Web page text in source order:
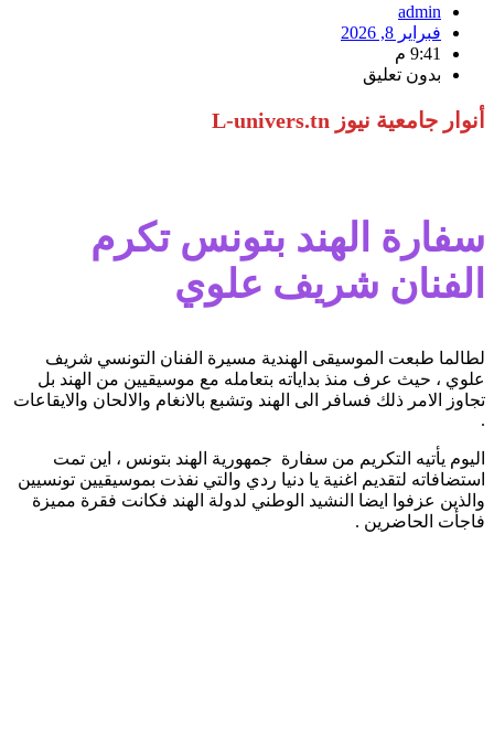
admin
فبراير 8, 2026
9:41 م
بدون تعليق
أنوار جامعية نيوز L-univers.tn
سفارة الهند بتونس تكرم
الفنان شريف علوي
لطالما طبعت الموسيقى الهندية مسيرة الفنان التونسي شريف
علوي ، حيث عرف منذ بداياته بتعامله مع موسيقيين من الهند بل
تجاوز الامر ذلك فسافر الى الهند وتشبع بالانغام والالحان والايقاعات
.
اليوم يأتيه التكريم من سفارة جمهورية الهند بتونس ، اين تمت
استضافاته لتقديم اغنية يا دنيا ردي والتي نفذت بموسيقيين تونسيين
والذين عزفوا ايضا النشيد الوطني لدولة الهند فكانت فقرة مميزة
فاجأت الحاضرين .